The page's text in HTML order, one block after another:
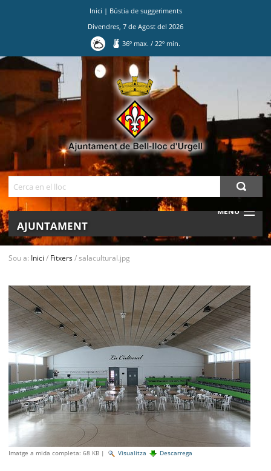
Inici | Bústia de suggeriments
Divendres 7 de Agost del 2026
36º max./ 22º min.
MENU
AJUNTAMENT
BELL-LLOC SOLUCIONA
Sou a: Inici / Fitxers/salacultural.jpg
Imatge a mida completa: 68 KB | Visualitza Descarrega